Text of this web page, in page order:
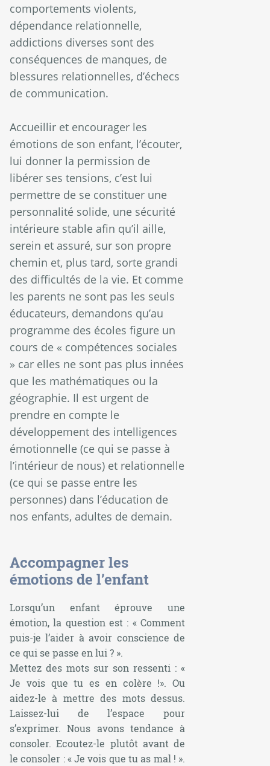
comportements violents,
dépendance relationnelle,
addictions diverses sont des
conséquences de manques, de
blessures relationnelles, d’échecs
de communication.
Accueillir et encourager les
émotions de son enfant, l’écouter,
lui donner la permission de
libérer ses tensions, c’est lui
permettre de se constituer une
personnalité solide, une sécurité
intérieure stable afin qu’il aille,
serein et assuré, sur son propre
chemin et, plus tard, sorte grandi
des difficultés de la vie. Et comme
les parents ne sont pas les seuls
éducateurs, demandons qu’au
programme des écoles figure un
cours de « compétences sociales
» car elles ne sont pas plus innées
que les mathématiques ou la
géographie. Il est urgent de
prendre en compte le
développement des intelligences
émotionnelle (ce qui se passe à
l’intérieur de nous) et relationnelle
(ce qui se passe entre les
personnes) dans l’éducation de
nos enfants, adultes de demain.
Accompagner les
émotions de l’enfant
Lorsqu’un enfant éprouve une
émotion, la question est : « Comment
puis-je l’aider à avoir conscience de
ce qui se passe en lui ? ».
Mettez des mots sur son ressenti : «
Je vois que tu es en colère !». Ou
aidez-le à mettre des mots dessus.
Laissez-lui de l’espace pour
s’exprimer. Nous avons tendance à
consoler. Ecoutez-le plutôt avant de
le consoler : « Je vois que tu as mal ! ».